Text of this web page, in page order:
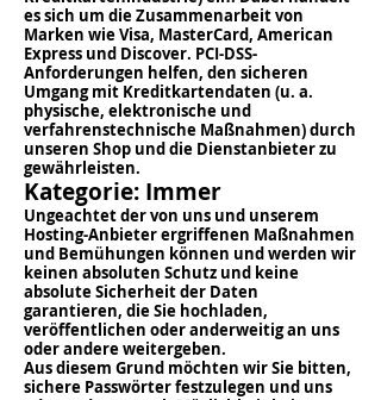
es sich um die Zusammenarbeit von
Marken wie Visa, MasterCard, American
Express und Discover. PCI-DSS-
Anforderungen helfen, den sicheren
Umgang mit Kreditkartendaten (u. a.
physische, elektronische und
verfahrenstechnische Maßnahmen) durch
unseren Shop und die Dienstanbieter zu
gewährleisten.
Kategorie: Immer
Ungeachtet der von uns und unserem
Hosting-Anbieter ergriffenen Maßnahmen
und Bemühungen können und werden wir
keinen absoluten Schutz und keine
absolute Sicherheit der Daten
garantieren, die Sie hochladen,
veröffentlichen oder anderweitig an uns
oder andere weitergeben.
Aus diesem Grund möchten wir Sie bitten,
sichere Passwörter festzulegen und uns